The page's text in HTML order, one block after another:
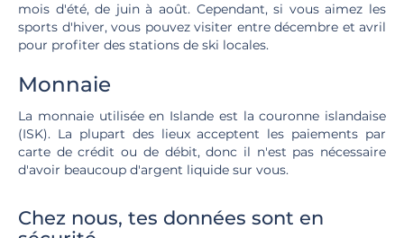
mois d'été, de juin à août. Cependant, si vous aimez les
sports d'hiver, vous pouvez visiter entre décembre et avril
pour profiter des stations de ski locales.
Monnaie
La monnaie utilisée en Islande est la couronne islandaise
(ISK). La plupart des lieux acceptent les paiements par
carte de crédit ou de débit, donc il n'est pas nécessaire
d'avoir beaucoup d'argent liquide sur vous.
Chez nous, tes données sont en